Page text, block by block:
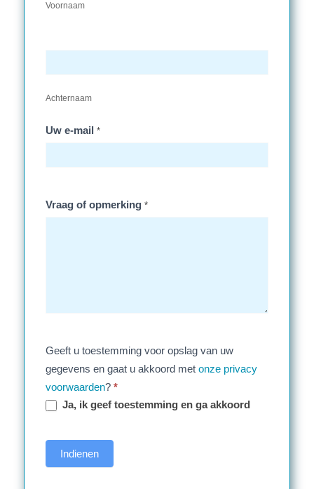
Voornaam
Achternaam
Uw e-mail *
Vraag of opmerking *
Geeft u toestemming voor opslag van uw
gegevens en gaat u akkoord met onze privacy
voorwaarden? *
Ja, ik geef toestemming en ga akkoord
Indienen